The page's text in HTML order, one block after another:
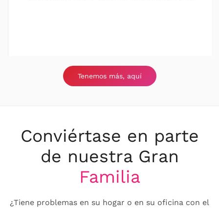
Tenemos más, aquí
Conviértase en parte
de nuestra Gran
Familia
¿Tiene problemas en su hogar o en su oficina con el